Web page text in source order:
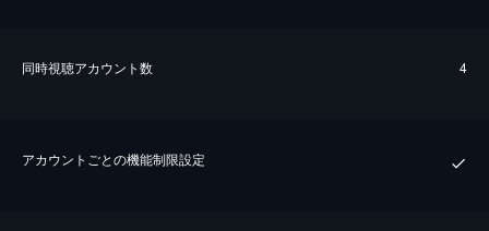
同時視聴アカウント数 4
アカウントごとの機能制限設定